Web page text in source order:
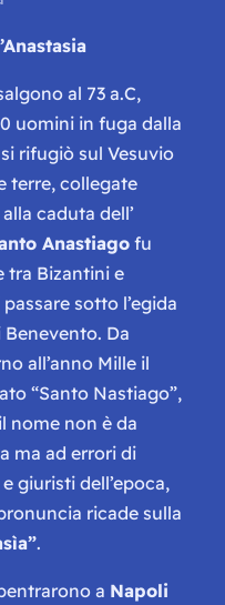
al 73 a.C,
uomini in fuga dalla
si rifugiò sul Vesuvio
terre, collegate
caduta dell’
Anastiagofu
tra Bizantini e
sotto l’egida
Benevento. Da
all’anno Mille il
“Santo Nastiago”,
nome non è da
ma ad errori di
giuristi dell’epoca,
ricade sulla
.
a Napoli